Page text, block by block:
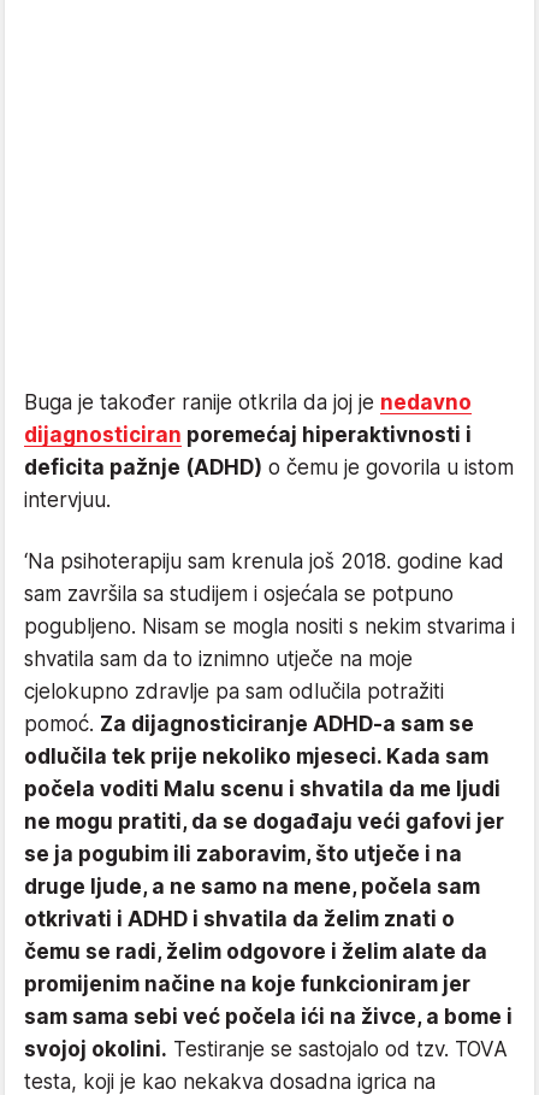
Buga je također ranije otkrila da joj je nedavno
dijagnosticiran poremećaj hiperaktivnosti i
deficita pažnje (ADHD) o čemu je govorila u istom
intervjuu.
‘Na psihoterapiju sam krenula još 2018. godine kad
sam završila sa studijem i osjećala se potpuno
pogubljeno. Nisam se mogla nositi s nekim stvarima i
shvatila sam da to iznimno utječe na moje
cjelokupno zdravlje pa sam odlučila potražiti
pomoć. Za dijagnosticiranje ADHD-a sam se
odlučila tek prije nekoliko mjeseci. Kada sam
počela voditi Malu scenu i shvatila da me ljudi
ne mogu pratiti, da se događaju veći gafovi jer
se ja pogubim ili zaboravim, što utječe i na
druge ljude, a ne samo na mene, počela sam
otkrivati i ADHD i shvatila da želim znati o
čemu se radi, želim odgovore i želim alate da
promijenim načine na koje funkcioniram jer
sam sama sebi već počela ići na živce, a bome i
svojoj okolini. Testiranje se sastojalo od tzv. TOVA
testa, koji je kao nekakva dosadna igrica na